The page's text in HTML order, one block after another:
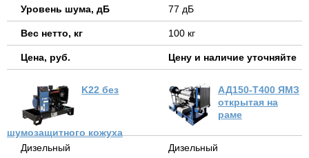
Уровень шума, дБ
Вес нетто, кг
Цена, руб.
77 дБ
100 кг
Цену и наличие уточняйте
K22 без
шумозащитного кожуха
Дизельный
АД150-Т400 ЯМЗ
открытая на
раме
Дизельный